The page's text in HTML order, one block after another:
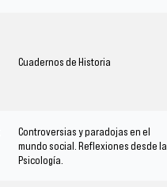
Cuadernos de Historia
Controversias y paradojas en el
mundo social. Reflexiones desde la
Psicología.